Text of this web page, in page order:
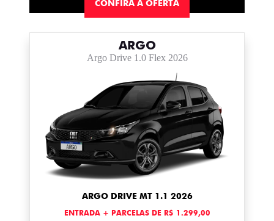
CONFIRA A OFERTA
ARGO
Argo Drive 1.0 Flex 2026
ARGO DRIVE MT 1.1 2026
ENTRADA + PARCELAS DE R$ 1.299,00